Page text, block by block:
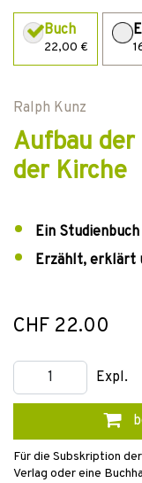
Buch
22,00 €
Ralph Kunz
Aufbau der
der Kirche
Ein
Erzählt, erklärt
CHF 22.00
Expl.
Für die Subskription
Verlag oder eine